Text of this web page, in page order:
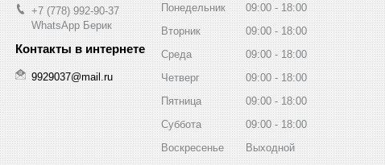
+7 (778) 992-90-37
WhatsApp Берик
9929037@mail.ru
Понедельник 09:00
18:00
Вторник
09:00
18:00
Среда
09:00
18:00
Четверг
09:00
18:00
Пятница
09:00
18:00
Суббота
09:00
18:00
Воскресенье
Выходной